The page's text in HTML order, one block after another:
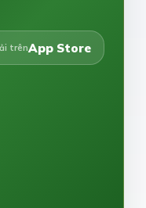
trênApp Store